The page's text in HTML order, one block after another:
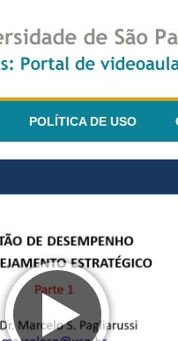
POLÍTICA DE USO